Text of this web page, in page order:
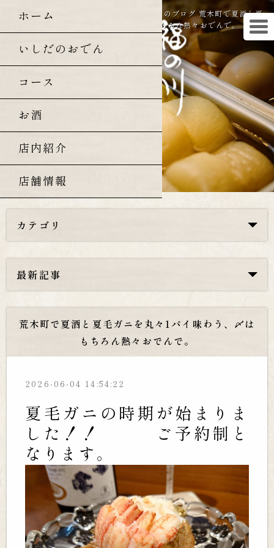
曙橋・四谷三丁目の和食「福の川いしだ」のブログ 荒木町で夏酒と夏
毛ガニを丸々1パイ味わう、〆はもちろん熱々おでんで。
ホーム
いしだのおでん
コース
お酒
店内紹介
店舗情報
カテゴリ
最新記事
荒木町で夏酒と夏毛ガニを丸々1パイ味わう、〆は
もちろん熱々おでんで。
2026-06-04 14:54:22
夏毛ガニの時期が始まりま
した！！ ご予約制と
なります。